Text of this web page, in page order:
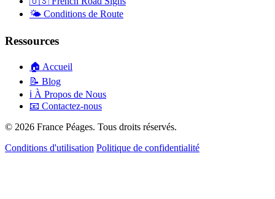
🌤️ Conditions de Route
Ressources
🏠 Accueil
📝 Blog
ℹ️ À Propos de Nous
📧 Contactez-nous
© 2026 France Péages. Tous droits réservés.
Conditions d'utilisation Politique de confidentialité